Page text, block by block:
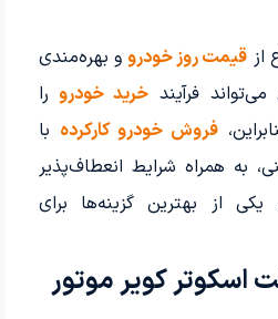
از قیمت روز خودروو بهره‌مندی
فرآیند خرید خودرورا
فروش خودرو کارکرده با
به همراه شرایط انعطاف‌پذیر
از بهترین گزینه‌ها برای
اسکوتر کویر موتور